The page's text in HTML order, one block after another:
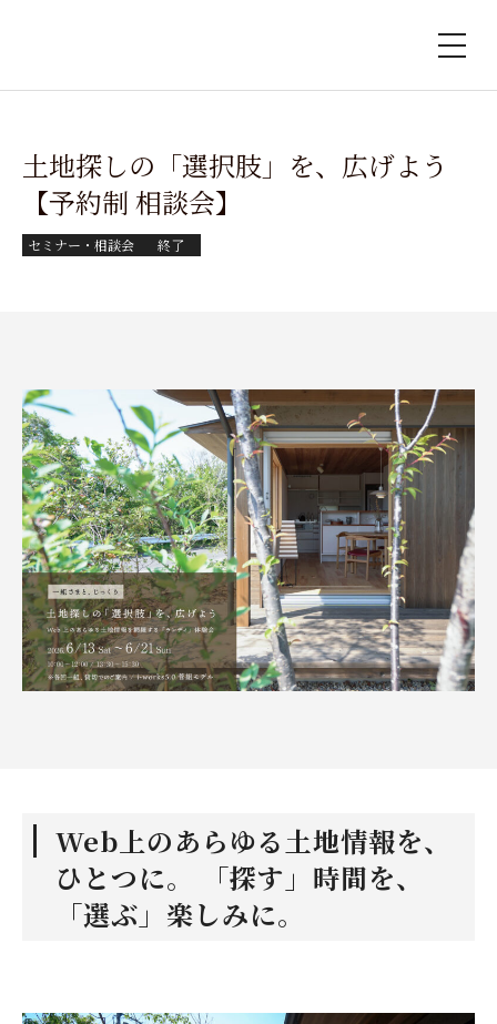
土地探しの「選択肢」を、広げよう
【予約制 相談会】
セミナー・相談会 終了
Web上のあらゆる土地情報を、
ひとつに。 「探す」時間を、
「選ぶ」楽しみに。